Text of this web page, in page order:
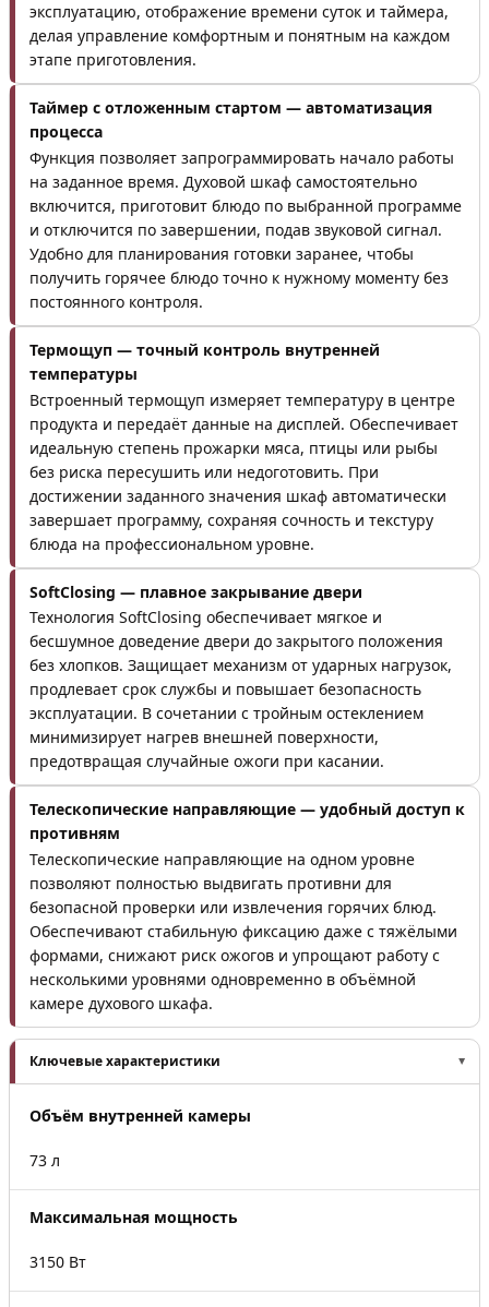
эксплуатацию, отображение времени суток и таймера,
делая управление комфортным и понятным на каждом
этапе приготовления.
Таймер с отложенным стартом — автоматизация
процесса
Функция позволяет запрограммировать начало работы
на заданное время. Духовой шкаф самостоятельно
включится, приготовит блюдо по выбранной программе
и отключится по завершении, подав звуковой сигнал.
Удобно для планирования готовки заранее, чтобы
получить горячее блюдо точно к нужному моменту без
постоянного контроля.
Термощуп — точный контроль внутренней
температуры
Встроенный термощуп измеряет температуру в центре
продукта и передаёт данные на дисплей. Обеспечивает
идеальную степень прожарки мяса, птицы или рыбы
без риска пересушить или недоготовить. При
достижении заданного значения шкаф автоматически
завершает программу, сохраняя сочность и текстуру
блюда на профессиональном уровне.
SoftClosing — плавное закрывание двери
Технология SoftClosing обеспечивает мягкое и
бесшумное доведение двери до закрытого положения
без хлопков. Защищает механизм от ударных нагрузок,
продлевает срок службы и повышает безопасность
эксплуатации. В сочетании с тройным остеклением
минимизирует нагрев внешней поверхности,
предотвращая случайные ожоги при касании.
Телескопические направляющие — удобный доступ к
противням
Телескопические направляющие на одном уровне
позволяют полностью выдвигать противни для
безопасной проверки или извлечения горячих блюд.
Обеспечивают стабильную фиксацию даже с тяжёлыми
формами, снижают риск ожогов и упрощают работу с
несколькими уровнями одновременно в объёмной
камере духового шкафа.
Ключевые характеристики
Объём внутренней камеры
73 л
Максимальная мощность
3150 Вт